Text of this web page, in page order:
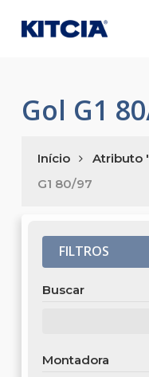
main
Gol G1
Início Atributo
G1 80/97
FILTROS
Buscar
Montadora